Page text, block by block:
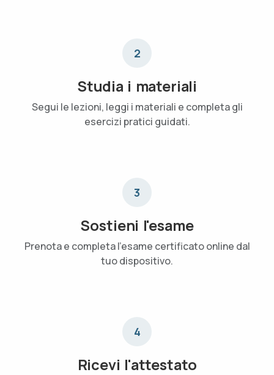
2
Studia i materiali
Segui le lezioni, leggi i materiali e completa gli
esercizi pratici guidati.
3
Sostieni l'esame
Prenota e completa l'esame certificato online dal
tuo dispositivo.
4
Ricevi l'attestato